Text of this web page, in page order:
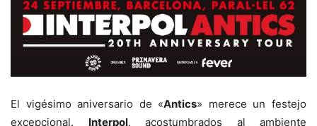
El vigésimo aniversario de «Antics» merece un festejo
excepcional. Interpol, acostumbrados al ambiente